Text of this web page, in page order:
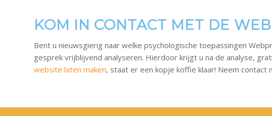
KOM IN CONTACT MET DE
Bent u nieuwsgierig naar welke psychologische toepassingen
gesprek vrijblijvend analyseren. Hierdoor krijgt u na de analyse,
website laten maken, staat er een kopje koffie klaar! Neem contact